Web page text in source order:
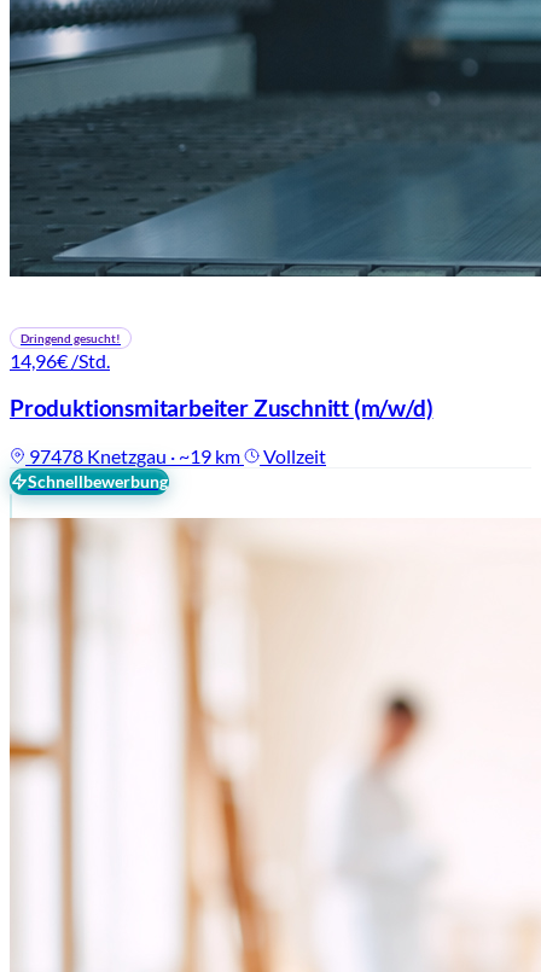
Dringend gesucht!
14,96€ /Std.
Produktionsmitarbeiter Zuschnitt (m/w/d)
97478 Knetzgau · ~19 km Vollzeit
Schnellbewerbung